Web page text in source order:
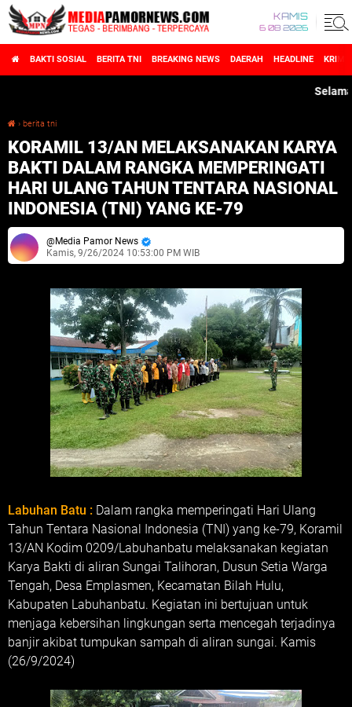
KAMIS
6 08 2026
BAKTI SOSIAL BERITA TNI BREAKING NEWS DAERAH HEADLINE
Selamat
› berita tni
KORAMIL 13/AN MELAKSANAKAN KARYA
BAKTI DALAM RANGKA MEMPERINGATI
HARI ULANG TAHUN TENTARA NASIONAL
INDONESIA (TNI) YANG KE-79
Media Pamor News
Kamis, 9/26/2024 10:53:00 PM WIB
Labuhan Batu : Dalam rangka memperingati Hari Ulang
Tahun Tentara Nasional Indonesia (TNI) yang ke-79, Koramil
13/AN Kodim 0209/Labuhanbatu melaksanakan kegiatan
Karya Bakti di aliran Sungai Talihoran, Dusun Setia Warga
Tengah, Desa Emplasmen, Kecamatan Bilah Hulu,
Kabupaten Labuhanbatu. Kegiatan ini bertujuan untuk
menjaga kebersihan lingkungan serta mencegah terjadinya
banjir akibat tumpukan sampah di aliran sungai. Kamis
(26/9/2024)